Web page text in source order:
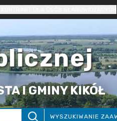
I GMINY KIKÓŁ
WYSZUKIWANIE